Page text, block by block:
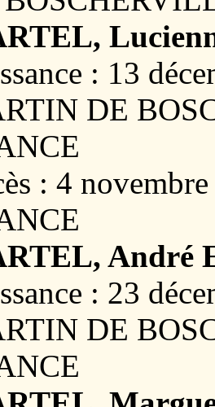
: 13
DE
: 4
André
: 23
DE